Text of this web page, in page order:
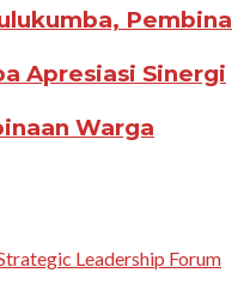
Pembina
Apresiasi Sinergi
Warga